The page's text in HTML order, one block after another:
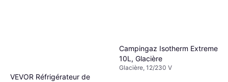
VEVOR Réfrigérateur de
Campingaz Isotherm Extreme
10L, Glacière
Glacière, 12/230 V